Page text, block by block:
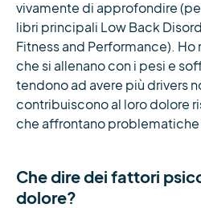
vivamente di approfondire
libri principali Low Back
Fitness and Performance).
che si allenano con i pesi e
tendono ad avere più drivers
contribuiscono al loro dolore
che affrontano problematiche
Che dire dei fattori
dolore?